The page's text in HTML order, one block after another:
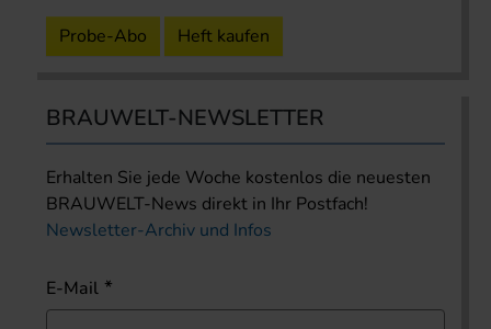
Probe-Abo Heft kaufen
BRAUWELT-NEWSLETTER
Erhalten Sie jede Woche kostenlos die neuesten
BRAUWELT-News direkt in Ihr Postfach!
Newsletter-Archiv und Infos
E-Mail